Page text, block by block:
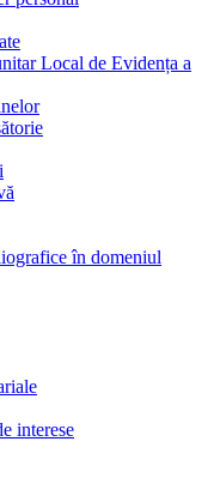
Local de Evidența a
în domeniul
interese